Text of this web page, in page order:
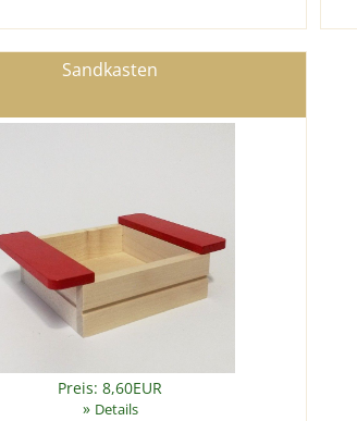
Sandkasten
Preis: 8,60EUR
» Details